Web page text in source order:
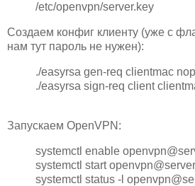
/etc/openvpn/server.key
Создаем конфиг клиенту (уже с
нам тут пароль не нужен):
./easyrsa gen-req clientmac
./easyrsa sign-req client
Запускаем OpenVPN:
systemctl enable
systemctl start openvpn@server
systemctl status -l